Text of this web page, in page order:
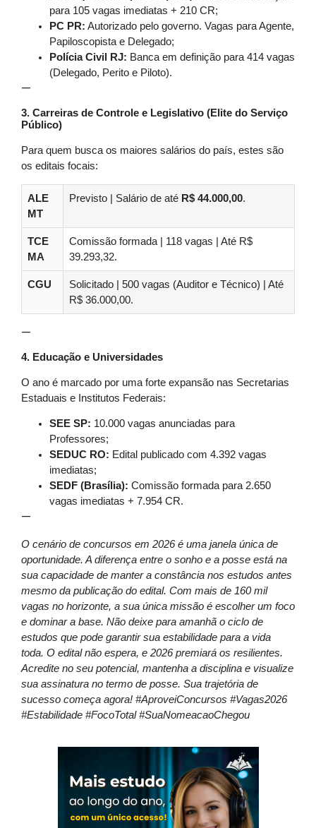
para 105 vagas imediatas + 210 CR;
PC PR: Autorizado pelo governo. Vagas para Agente,
Papiloscopista e Delegado;
Polícia Civil RJ: Banca em definição para 414 vagas
(Delegado, Perito e Piloto).
—
3. Carreiras de Controle e Legislativo (Elite do Serviço
Público)
Para quem busca os maiores salários do país, estes são
os editais focais:
ALE
MT
Previsto | Salário de até R$ 44.000,00.
TCE
MA
Comissão formada | 118 vagas | Até R$
39.293,32.
CGU
Solicitado | 500 vagas (Auditor e Técnico) | Até
R$ 36.000,00.
—
4. Educação e Universidades
O ano é marcado por uma forte expansão nas Secretarias
Estaduais e Institutos Federais:
SEE SP: 10.000 vagas anunciadas para
Professores;
SEDUC RO: Edital publicado com 4.392 vagas
imediatas;
SEDF (Brasília): Comissão formada para 2.650
vagas imediatas + 7.954 CR.
—
O cenário de concursos em 2026 é uma janela única de
oportunidade. A diferença entre o sonho e a posse está na
sua capacidade de manter a constância nos estudos antes
mesmo da publicação do edital. Com mais de 160 mil
vagas no horizonte, a sua única missão é escolher um foco
e dominar a base. Não deixe para amanhã o ciclo de
estudos que pode garantir sua estabilidade para a vida
toda. O edital não espera, e 2026 premiará os resilientes.
Acredite no seu potencial, mantenha a disciplina e visualize
sua assinatura no termo de posse. Sua trajetória de
sucesso começa agora! #AproveiConcursos #Vagas2026
#Estabilidade #FocoTotal #SuaNomeacaoChegou